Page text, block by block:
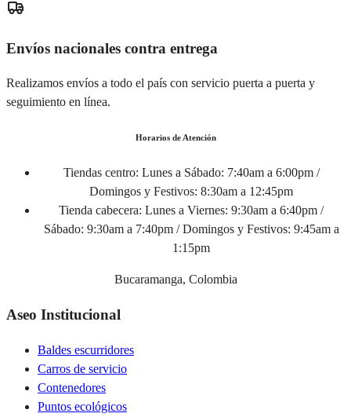
Envíos nacionales contra entrega
Realizamos envíos a todo el país con servicio puerta a puerta y
seguimiento en línea.
Horarios de Atención
Tiendas centro: Lunes a Sábado: 7:40am a 6:00pm /
Domingos y Festivos: 8:30am a 12:45pm
Tienda cabecera: Lunes a Viernes: 9:30am a 6:40pm /
Sábado: 9:30am a 7:40pm / Domingos y Festivos: 9:45am a
1:15pm
Bucaramanga, Colombia
Aseo Institucional
Baldes escurridores
Carros de servicio
Contenedores
Puntos ecológicos